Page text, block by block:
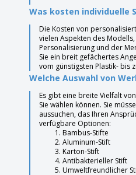
Was kosten individuelle
Die Kosten von
vielen Aspekten des
Personalisierung und der
Sie ein breit gefächertes
vom günstigsten Plastik- bis
Welche Auswahl von
Es gibt eine breite Vielfalt
Sie wählen können. Sie
aussuchen, das Ihren
verfügbare Optionen:
Bambus-Stifte
Aluminum-Stift
Karton-Stift
Antibakterieller Stift
Umweltfreundlicher